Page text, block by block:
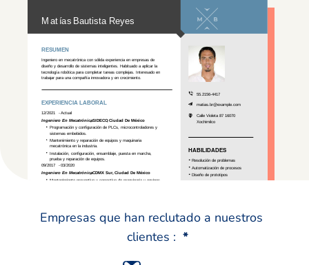
Empresas que han reclutado a nuestros
clientes : *